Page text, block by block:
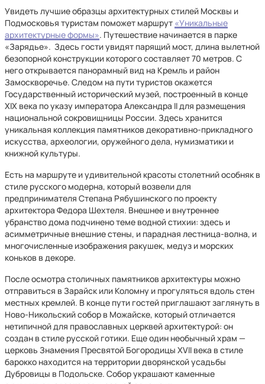
Увидеть лучшие образцы архитектурных стилей Москвы и
Подмосковья туристам поможет маршрут «Уникальные
архитектурные формы». Путешествие начинается в парке
«Зарядье». Здесь гости увидят парящий мост, длина вылетной
безопорной конструкции которого составляет 70 метров. С
него открывается панорамный вид на Кремль и район
Замоскворечье. Следом на пути туристов окажется
Государственный исторический музей, построенный в конце
XIX века по указу императора Александра II для размещения
национальной сокровищницы России. Здесь хранится
уникальная коллекция памятников декоративно-прикладного
искусства, археологии, оружейного дела, нумизматики и
книжной культуры.
Есть на маршруте и удивительной красоты столетний особняк в
стиле русского модерна, который возвели для
предпринимателя Степана Рябушинского по проекту
архитектора Федора Шехтеля. Внешнее и внутреннее
убранство дома подчинено теме водной стихии: здесь и
асимметричные внешние стены, и парадная лестница-волна, и
многочисленные изображения ракушек, медуз и морских
коньков в декоре.
После осмотра столичных памятников архитектуры можно
отправиться в Зарайск или Коломну и прогуляться вдоль стен
местных кремлей. В конце пути гостей приглашают заглянуть в
Ново-Никольский собор в Можайске, который отличается
нетипичной для православных церквей архитектурой: он
создан в стиле русской готики. Еще один необычный храм —
церковь Знамения Пресвятой Богородицы XVII века в стиле
барокко находится на территории дворянской усадьбы
Дубровицы в Подольске. Собор украшают каменные